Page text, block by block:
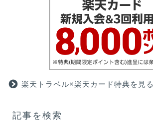
楽天トラベル×楽天カード特典を見る
記事を検索